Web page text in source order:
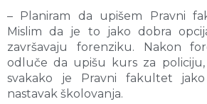
– Planiram da upišem Pravni
Mislim da je to jako dobra
završavaju forenziku. Nakon
odluče da upišu kurs za
svakako je Pravni fakultet
nastavak školovanja.